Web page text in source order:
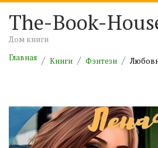
The-Book-
Дом книги
Главная
Книги Фэнтези